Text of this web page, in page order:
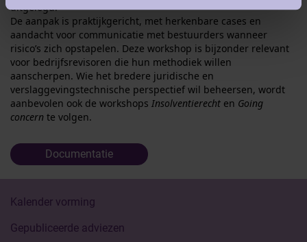
uitgelegd.
De aanpak is praktijkgericht, met herkenbare cases en
aandacht voor communicatie met bestuurders wanneer
risico’s zich opstapelen. Deze workshop is bijzonder relevant
voor bedrijfsrevisoren die hun methodiek willen
aanscherpen. Wie het bredere juridische en
verslaggevingstechnische perspectief wil beheersen, wordt
aanbevolen ook de workshops Insolventierecht en Going
concern te volgen.
Documentatie
Kalender vorming
Gepubliceerde adviezen